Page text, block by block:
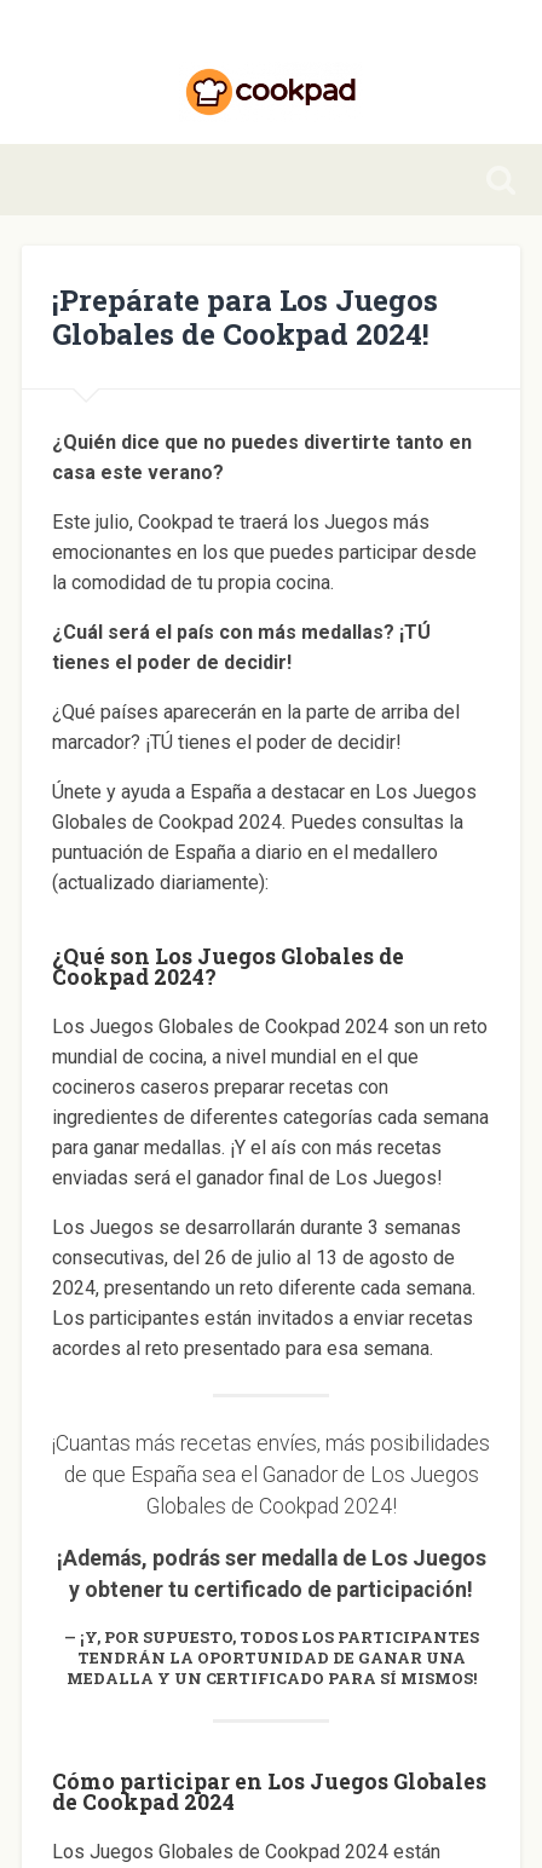
¡Prepárate para Los Juegos
Globales de Cookpad 2024!
¿Quién dice que no puedes divertirte tanto en
casa este verano?
Este julio, Cookpad te traerá los Juegos más
emocionantes en los que puedes participar desde
la comodidad de tu propia cocina.
¿Cuál será el país con más medallas? ¡TÚ
tienes el poder de decidir!
¿Qué países aparecerán en la parte de arriba del
marcador? ¡TÚ tienes el poder de decidir!
Únete y ayuda a España a destacar en Los Juegos
Globales de Cookpad 2024. Puedes consultas la
puntuación de España a diario en el medallero
(actualizado diariamente):
¿Qué son Los Juegos Globales de
Cookpad 2024?
Los Juegos Globales de Cookpad 2024 son un reto
mundial de cocina, a nivel mundial en el que
cocineros caseros preparar recetas con
ingredientes de diferentes categorías cada semana
para ganar medallas. ¡Y el aís con más recetas
enviadas será el ganador final de Los Juegos!
Los Juegos se desarrollarán durante 3 semanas
consecutivas, del 26 de julio al 13 de agosto de
2024, presentando un reto diferente cada semana.
Los participantes están invitados a enviar recetas
acordes al reto presentado para esa semana.
¡Cuantas más recetas envíes, más posibilidades
de que España sea el Ganador de Los Juegos
Globales de Cookpad 2024!
¡Además, podrás ser medalla de Los Juegos
y obtener tu certificado de participación!
¡Y, POR SUPUESTO, TODOS LOS PARTICIPANTES
TENDRÁN LA OPORTUNIDAD DE GANAR UNA
MEDALLA Y UN CERTIFICADO PARA SÍ MISMOS!
Cómo participar en Los Juegos Globales
de Cookpad 2024
Los Juegos Globales de Cookpad 2024 están